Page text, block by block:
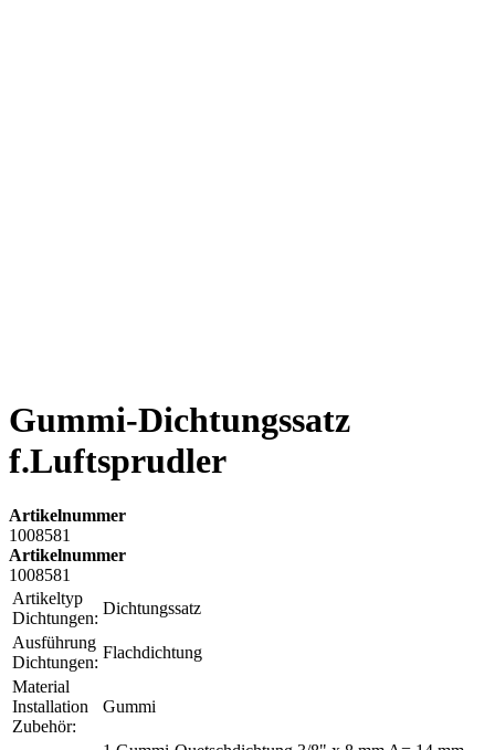
Gummi-Dichtungssatz
f.Luftsprudler
Artikelnummer
1008581
Artikelnummer
1008581
Artikeltyp
Dichtungen:
Dichtungssatz
Ausführung
Dichtungen:
Flachdichtung
Material
Installation
Zubehör:
Gummi